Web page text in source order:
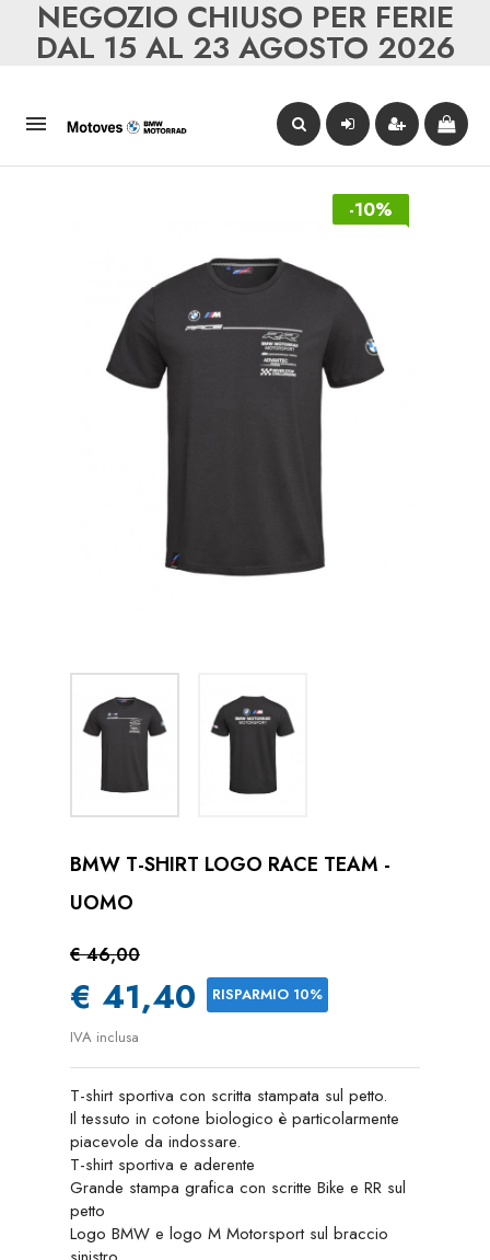
NEGOZIO CHIUSO PER FERIE
DAL 15 AL 23 AGOSTO 2026

-10%
BMW T-SHIRT LOGO RACE TEAM -
UOMO
€ 46,00
€ 41,40 RISPARMIO 10%
IVA inclusa
T-shirt sportiva con scritta stampata sul petto.
Il tessuto in cotone biologico è particolarmente
piacevole da indossare.
T-shirt sportiva e aderente
Grande stampa grafica con scritte Bike e RR sul
petto
Logo BMW e logo M Motorsport sul braccio